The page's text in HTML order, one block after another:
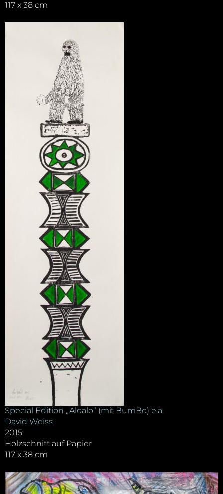
117 x 38 cm
Special Edition „Aloalo“ (mit BumBo) e.a.
David Weiss
2015
Holzschnitt auf Papier
117 x 38 cm